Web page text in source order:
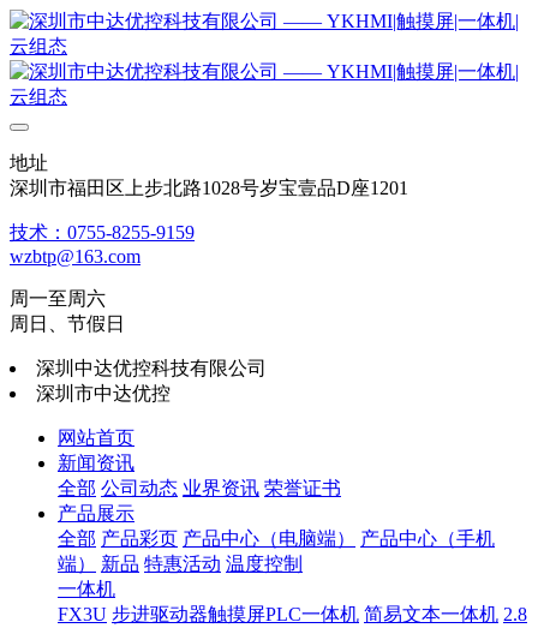
地址
深圳市福田区上步北路1028号岁宝壹品D座1201
技术：0755-8255-9159
wzbtp@163.com
周一至周六
周日、节假日
深圳中达优控科技有限公司
深圳市中达优控
网站首页
新闻资讯
全部 公司动态 业界资讯 荣誉证书
产品展示
全部 产品彩页 产品中心（电脑端）
产品中心（手机
端）
新品 特惠活动 温度控制
一体机
FX3U 步进驱动器触摸屏PLC一体机 简易文本一体机 2.8